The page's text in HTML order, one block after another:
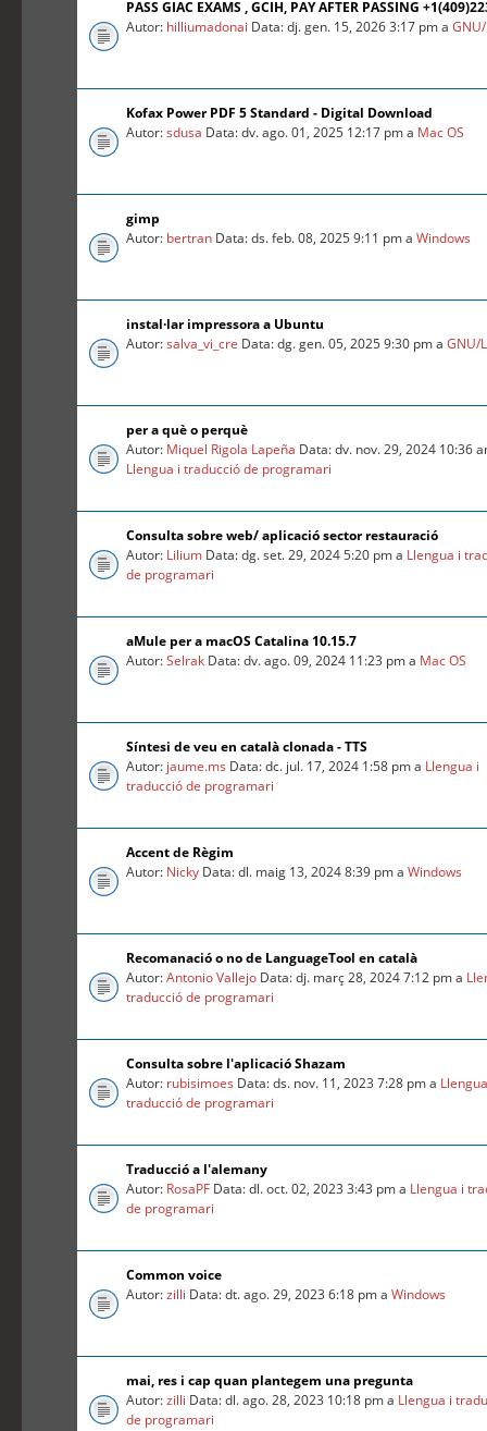
PASS GIAC EXAMS , GCIH, PAY AFTER PASSING
Autor: hilliumadonai Data: dj. gen. 15, 2026 3:17 pm a
Kofax Power PDF 5 Standard - Digital Download
Autor:sdusa Data: dv. ago. 01, 2025 12:17 pm a Mac OS
gimp
Autor: bertran Data: ds. feb. 08, 2025 9:11 pm aWindows
instal·lar impressora a Ubuntu
Autor:salva_vi_cre Data: dg. gen. 05, 2025 9:30 pm aGNU/
per a què o perquè
Autor: Miquel Rigola Lapeña Data: dv. nov. 29, 2024 10:36
Llengua i traducció de programari
Consulta sobre web/ aplicació sector restauració
Autor: Lilium Data: dg. set. 29, 2024 5:20 pm a Llengua i
de programari
aMule per a macOS Catalina 10.15.7
Autor:Selrak Data: dv. ago. 09, 2024 11:23 pm a Mac OS
Síntesi de veu en català clonada - TTS
Autor: jaume.ms Data: dc. jul. 17, 2024 1:58 pm a Llengua i
traducció de programari
Accent de Règim
Autor: Nicky Data: dl. maig 13, 2024 8:39 pm aWindows
Recomanació o no de LanguageTool en català
Autor:Antonio Vallejo Data: dj. març 28, 2024 7:12 pm a
traducció de programari
Consulta sobre l'aplicació Shazam
Autor: rubisimoes Data: ds. nov. 11, 2023 7:28 pm a
traducció de programari
Traducció a l'alemany
Autor: RosaPF Data: dl. oct. 02, 2023 3:43 pm a Llengua i
de programari
Common voice
Autor:zilli Data: dt. ago. 29, 2023 6:18 pm aWindows
mai, res i cap quan plantegem una pregunta
Autor:zilli Data: dl. ago. 28, 2023 10:18 pm a Llengua i
de programari